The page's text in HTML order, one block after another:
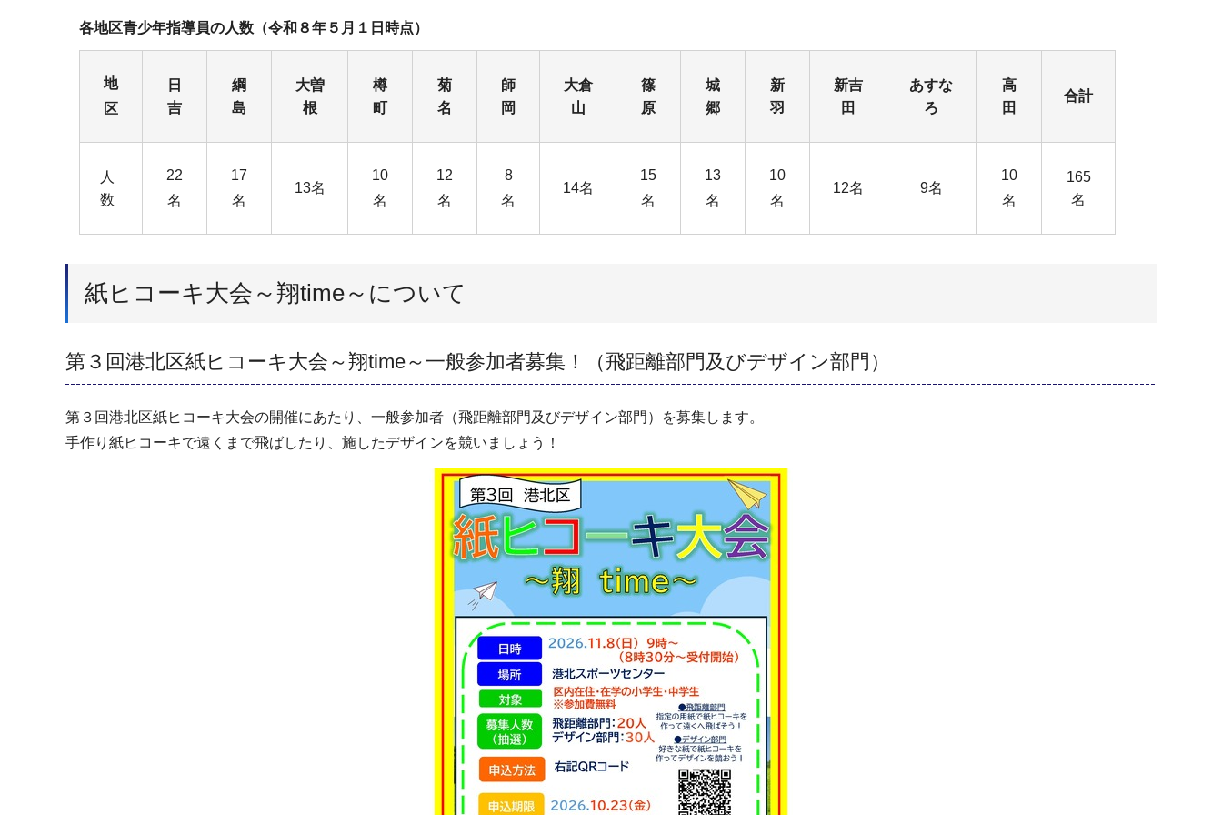
各地区青少年指導員の人数（令和８年５月１日時点）
地
区
日
吉
綱
島
大曽
根
樽
町
菊
名
師
岡
大倉
山
篠
原
城
郷
新
羽
新吉
田
あすな
ろ
高
田
合計
人
数
22
名
17
名
13名
10
名
12
名
8
名
14名
15
名
13
名
10
名
12名 9名
10
名
165
名
紙ヒコーキ大会～翔time～について
第３回港北区紙ヒコーキ大会～翔time～一般参加者募集！（飛距離部門及びデザイン部門）
第３回港北区紙ヒコーキ大会の開催にあたり、一般参加者（飛距離部門及びデザイン部門）を募集します。
手作り紙ヒコーキで遠くまで飛ばしたり、施したデザインを競いましょう！